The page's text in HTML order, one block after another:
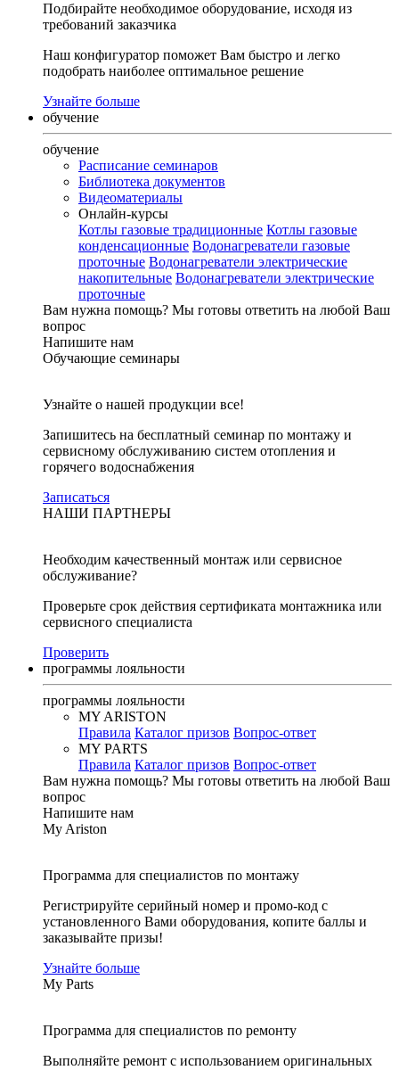
Подбирайте необходимое оборудование, исходя из
требований заказчика
Наш конфигуратор поможет Вам быстро и легко
подобрать наиболее оптимальное решение
Узнайте больше
обучение
обучение
Расписание семинаров
Библиотека документов
Видеоматериалы
Онлайн-курсы
Котлы газовые традиционные Котлы газовые
конденсационные Водонагреватели газовые
проточные Водонагреватели электрические
накопительные Водонагреватели электрические
проточные
Вам нужна помощь? Мы готовы ответить на любой Ваш
вопрос
Напишите нам
Обучающие семинары
Узнайте о нашей продукции все!
Запишитесь на бесплатный семинар по монтажу и
сервисному обслуживанию систем отопления и
горячего водоснабжения
Записаться
НАШИ ПАРТНЕРЫ
Необходим качественный монтаж или сервисное
обслуживание?
Проверьте срок действия сертификата монтажника или
сервисного специалиста
Проверить
программы лояльности
программы лояльности
MY ARISTON
Правила Каталог призов Вопрос-ответ
MY PARTS
Правила Каталог призов Вопрос-ответ
Вам нужна помощь? Мы готовы ответить на любой Ваш
вопрос
Напишите нам
My Ariston
Программа для специалистов по монтажу
Регистрируйте серийный номер и промо-код с
установленного Вами оборудования, копите баллы и
заказывайте призы!
Узнайте больше
My Parts
Программа для специалистов по ремонту
Выполняйте ремонт с использованием оригинальных